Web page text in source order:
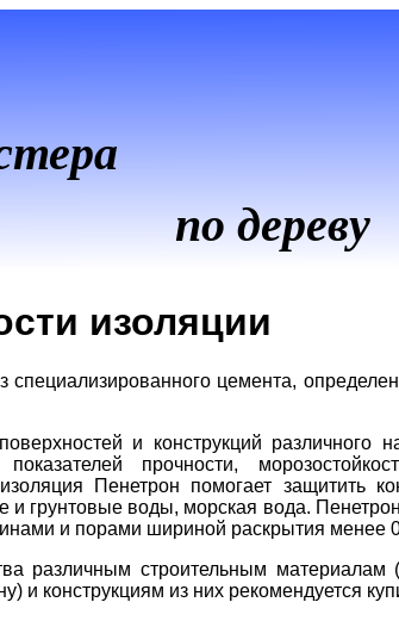
по дереву
изоляции
специализированного цемента,
и конструкций различного
прочности,
Пенетрон помогает защитить
и грунтовые воды, морская вода.
и порами шириной раскрытия менее
различным строительным материалам
и конструкциям из них рекомендуется